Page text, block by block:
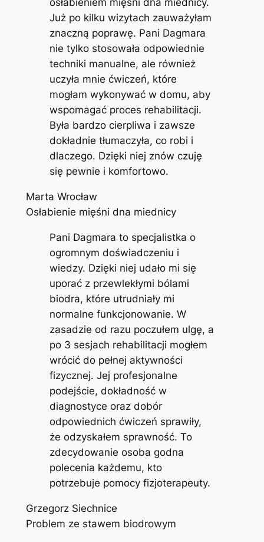
osłabieniem mięśni dna miednicy.
Już po kilku wizytach zauważyłam
znaczną poprawę. Pani Dagmara
nie tylko stosowała odpowiednie
techniki manualne, ale również
uczyła mnie ćwiczeń, które
mogłam wykonywać w domu, aby
wspomagać proces rehabilitacji.
Była bardzo cierpliwa i zawsze
dokładnie tłumaczyła, co robi i
dlaczego. Dzięki niej znów czuję
się pewnie i komfortowo.
Marta Wrocław
Osłabienie mięśni dna miednicy
Pani Dagmara to specjalistka o
ogromnym doświadczeniu i
wiedzy. Dzięki niej udało mi się
uporać z przewlekłymi bólami
biodra, które utrudniały mi
normalne funkcjonowanie. W
zasadzie od razu poczułem ulgę, a
po 3 sesjach rehabilitacji mogłem
wrócić do pełnej aktywności
fizycznej. Jej profesjonalne
podejście, dokładność w
diagnostyce oraz dobór
odpowiednich ćwiczeń sprawiły,
że odzyskałem sprawność. To
zdecydowanie osoba godna
polecenia każdemu, kto
potrzebuje pomocy fizjoterapeuty.
Grzegorz Siechnice
Problem ze stawem biodrowym